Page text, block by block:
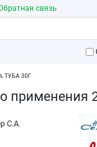
связь
ТУБА 30Г
применения
С.А.